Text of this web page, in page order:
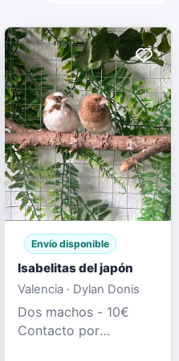
Envío disponible
Isabelitas del japón
Valencia · Dylan Donis
Dos machos - 10€
Contacto por